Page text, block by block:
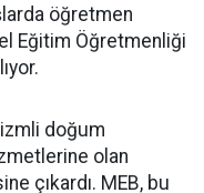
öğretmen
Eğitim Öğretmenliği
doğum
olan
çıkardı. MEB, bu